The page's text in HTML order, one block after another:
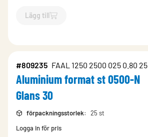
Lägg till
`$Lägg till
#809235 FAAL 1250 2500 025 0.80 25
Aluminium format st 0500-N
Glans 30
förpackningsstorlek:
25 st
Logga in för pris